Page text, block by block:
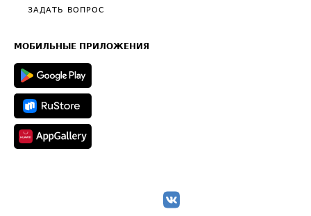
Общие положения
Полезное по перевозкам
Техническая информация
ЗАДАТЬ ВОПРОС
МОБИЛЬНЫЕ ПРИЛОЖЕНИЯ